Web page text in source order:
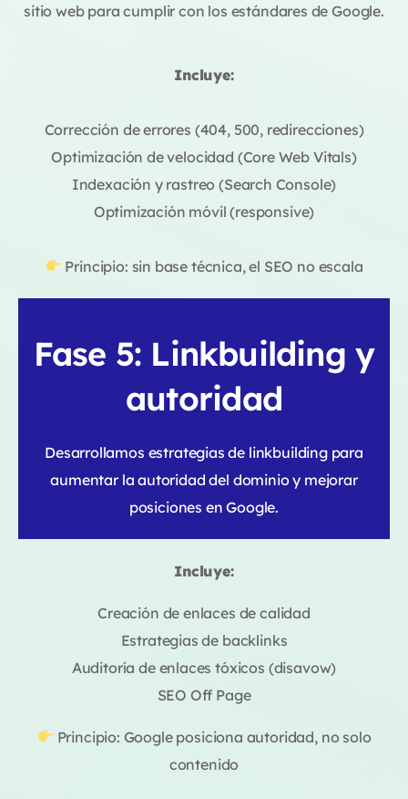
sitio web para cumplir con los estándares de Google.
Incluye:
Corrección de errores (404, 500, redirecciones)
Optimización de velocidad (Core Web Vitals)
Indexación y rastreo (Search Console)
Optimización móvil (responsive)
Principio: sin base técnica, el SEO no escala
Fase 5: Linkbuilding y
autoridad
Desarrollamos estrategias de linkbuilding para
aumentar la autoridad del dominio y mejorar
posiciones en Google.
Incluye:
Creación de enlaces de calidad
Estrategias de backlinks
Auditoría de enlaces tóxicos (disavow)
SEO Off Page
Principio: Google posiciona autoridad, no solo
contenido